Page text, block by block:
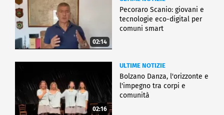
02:14
Pecoraro Scanio: giovani e
tecnologie eco-digital per
comuni smart
02:16
ULTIME NOTIZIE
Bolzano Danza, l'orizzonte e
l'impegno tra corpi e
comunità